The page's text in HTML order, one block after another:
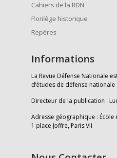
Cahiers de la RDN
Florilège historique
Repères
Informations
La Revue Défense Nationale
d’études de défense
Directeur de la publication :
Adresse géographique : École
1 place Joffre, Paris VII